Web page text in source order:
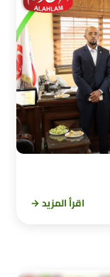
اقرأ المزيد →